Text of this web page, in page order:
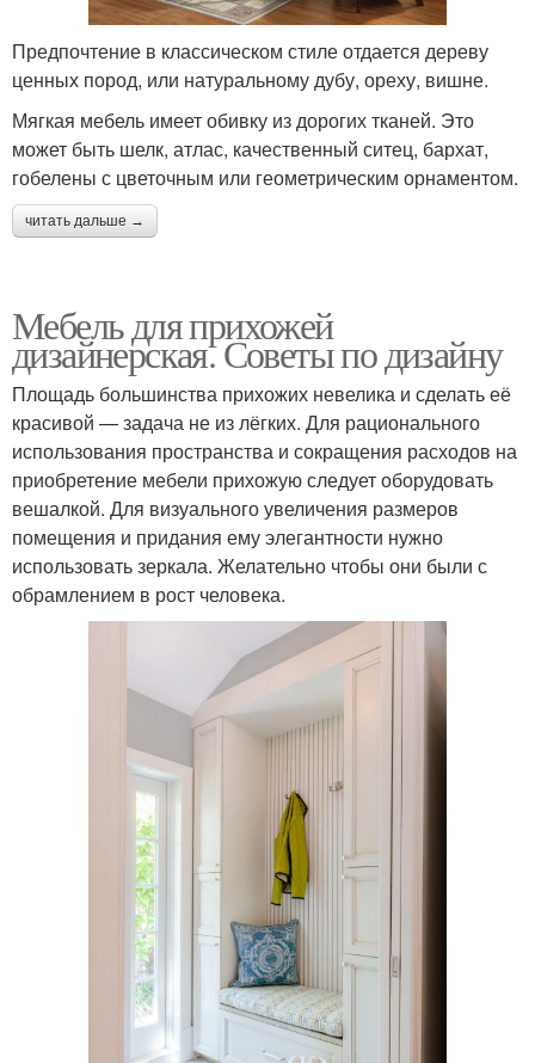
Предпочтение в классическом стиле отдается дереву
ценных пород, или натуральному дубу, ореху, вишне.
Мягкая мебель имеет обивку из дорогих тканей. Это
может быть шелк, атлас, качественный ситец, бархат,
гобелены с цветочным или геометрическим орнаментом.
читать дальше →
Мебель для прихожей
дизайнерская. Советы по дизайну
Площадь большинства прихожих невелика и сделать её
красивой — задача не из лёгких. Для рационального
использования пространства и сокращения расходов на
приобретение мебели прихожую следует оборудовать
вешалкой. Для визуального увеличения размеров
помещения и придания ему элегантности нужно
использовать зеркала. Желательно чтобы они были с
обрамлением в рост человека.